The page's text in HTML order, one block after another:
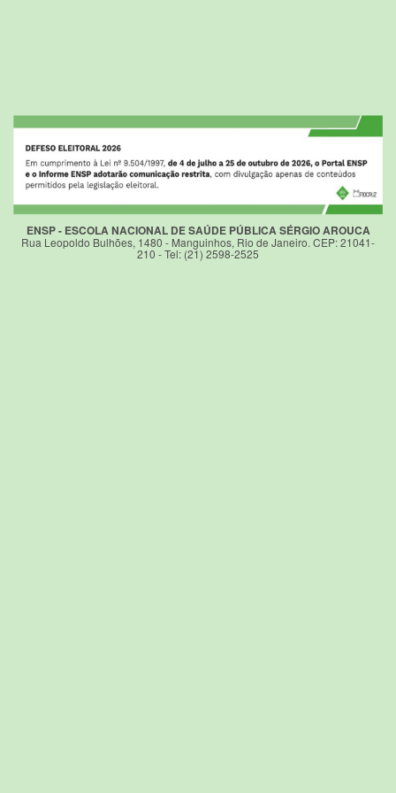
ENSP - ESCOLA NACIONAL DE SAÚDE PÚBLICA SÉRGIO AROUCA
Rua Leopoldo Bulhões, 1480 - Manguinhos, Rio de Janeiro. CEP: 21041-
210 - Tel: (21) 2598-2525